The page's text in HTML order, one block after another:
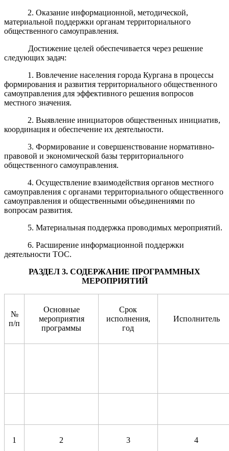
2. Оказание информационной, методической,
материальной поддержки органам территориального
общественного самоуправления.
Достижение целей обеспечивается через решение
следующих задач:
1. Вовлечение населения города Кургана в процессы
формирования и развития территориального общественного
самоуправления для эффективного решения вопросов
местного значения.
2. Выявление инициаторов общественных инициатив,
координация и обеспечение их деятельности.
3. Формирование и совершенствование нормативно-
правовой и экономической базы территориального
общественного самоуправления.
4. Осуществление взаимодействия органов местного
самоуправления с органами территориального общественного
самоуправления и общественными объединениями по
вопросам развития.
5. Материальная поддержка проводимых мероприятий.
6. Расширение информационной поддержки
деятельности ТОС.
РАЗДЕЛ 3. СОДЕРЖАНИЕ ПРОГРАММНЫХ
МЕРОПРИЯТИЙ
№
п/п
Основные
мероприятия
программы
Срок
исполнения,
год
Исполнитель
1 2 3 4